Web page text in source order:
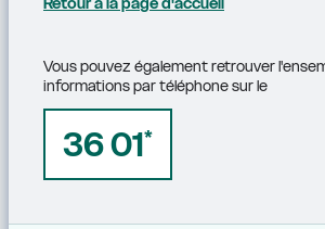
Vous pouvez également retrouver
informations par téléphone sur le
36 01*